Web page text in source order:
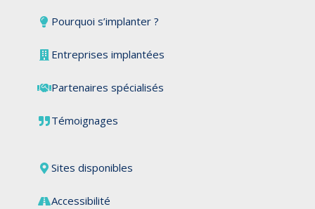
Pourquoi s’implanter ?
Entreprises implantées
Partenaires spécialisés
Témoignages
Sites disponibles
Accessibilité